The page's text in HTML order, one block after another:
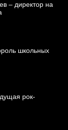
– директор на
школьных
рок-